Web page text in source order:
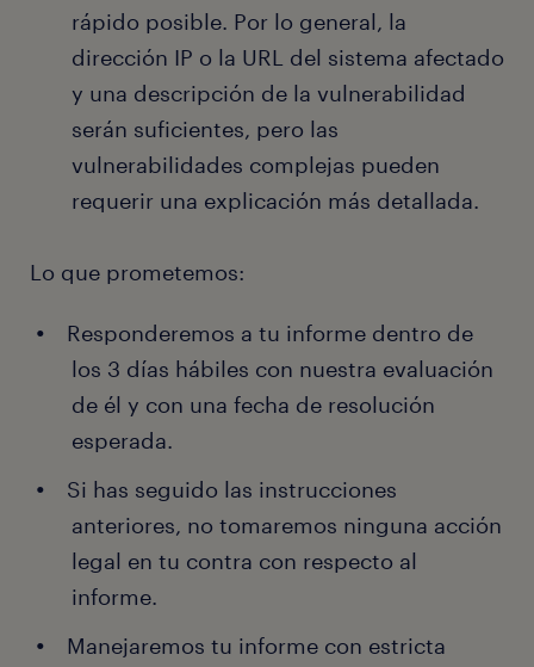
rápido posible. Por lo general, la
dirección IP o la URL del sistema afectado
y una descripción de la vulnerabilidad
serán suficientes, pero las
vulnerabilidades complejas pueden
requerir una explicación más detallada.
Lo que prometemos:
Responderemos a tu informe dentro de
los 3 días hábiles con nuestra evaluación
de él y con una fecha de resolución
esperada.
Si has seguido las instrucciones
anteriores, no tomaremos ninguna acción
legal en tu contra con respecto al
informe.
Manejaremos tu informe con estricta